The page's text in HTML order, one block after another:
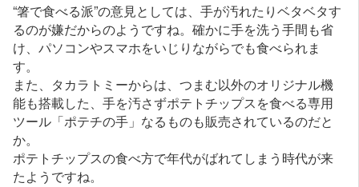
“箸で食べる派”の意見としては、手が汚れたりベタベタす
るのが嫌だからのようですね。確かに手を洗う手間も省
け、パソコンやスマホをいじりながらでも食べられま
す。
また、タカラトミーからは、つまむ以外のオリジナル機
能も搭載した、手を汚さずポテトチップスを食べる専用
ツール「ポテチの手」なるものも販売されているのだと
か。
ポテトチップスの食べ方で年代がばれてしまう時代が来
たようですね。